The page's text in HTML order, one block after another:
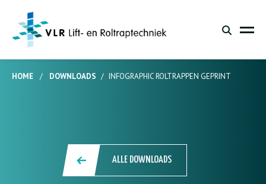
HOME / DOWNLOADS / INFOGRAPHIC ROLTRAPPEN GEPRINT
ALLE DOWNLOADS